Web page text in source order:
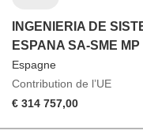
INGENIERIA DE
ESPANA SA-SME MP
Espagne
Contribution de l’UE
€ 314 757,00